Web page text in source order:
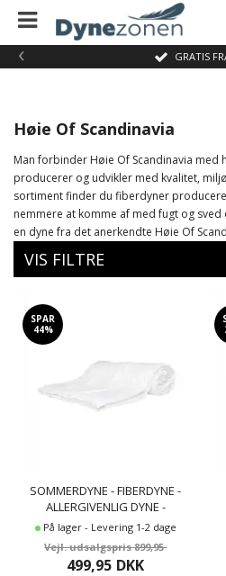
GRATIS
‹
Høie Of Scandinavia
Man forbinder Høie Of Scandinavia med
producerer og udvikler med kvalitet,
sortiment finder du fiberdyner
nemmere at komme af med fugt og
en dyne fra det anerkendte Høie Of
VIS FILTRE
SPAR
44%
SOMMERDYNE - FIBERDYNE -
ALLERGIVENLIG DYNE -
COMFORT - HØIE OF
SCANDINAVIA
På lager - Levering 1-2 dage
899,95
499,95 DKK